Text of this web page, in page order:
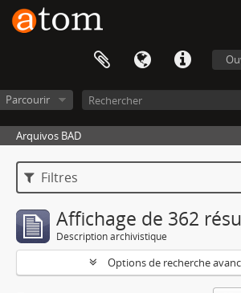
Parcourir
Arquivos BAD
Filtres
Affichage de 362
Description archivistique
Options de recherche